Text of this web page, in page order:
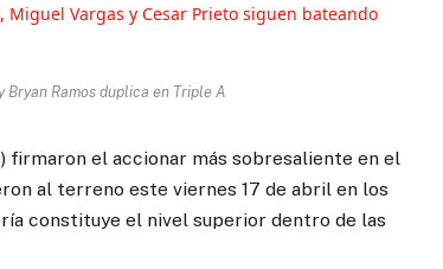
Vargas y Cesar Prieto siguen bateando
Bryan Ramos duplica en Triple A
firmaron el accionar más sobresaliente en el
al terreno este viernes 17 de abril en los
constituye el nivel superior dentro de las